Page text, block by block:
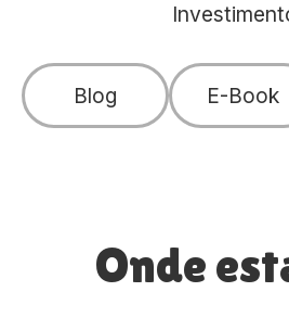
Blog E-Book
Onde